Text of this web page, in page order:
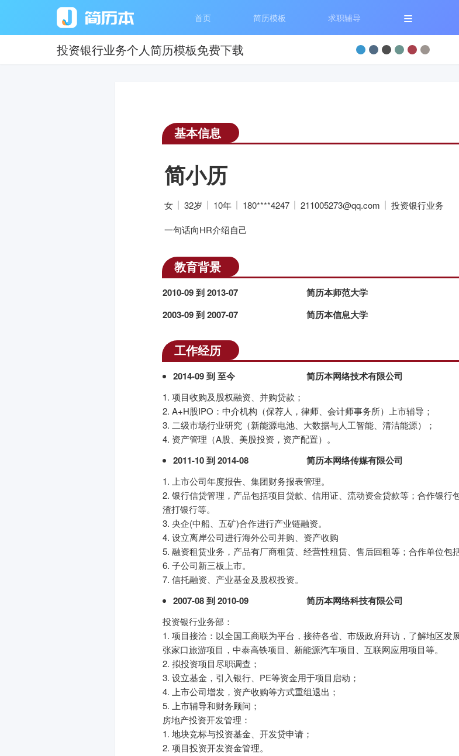
首页 简历模板 求职辅导
投资银行业务个人简历模板免费下载
基本信息
简小历
女 32岁 10年 180****4247 211005273@qq.com
投资银行业务
一句话向HR介绍自己
教育背景
2010-09 到 2013-07 简历本师范大学
2003-09 到 2007-07
简历本信息大学
工作经历
2014-09 到 至今 简历本网络技术有限公司
1. 项目收购及股权融资、并购贷款；
2. A+H股IPO：中介机构（保荐人，律师、会计师事务所）上市辅导；
3. 二级市场行业研究（新能源电池、大数据与人工智能、清洁能源）；
4. 资产管理（A股、美股投资，资产配置）。
2011-10 到 2014-08 简历本网络传媒有限公司
1. 上市公司年度报告、集团财务报表管理。
2. 银行信贷管理，产品包括项目贷款、信用证、流动资金贷款等；合作银行
渣打银行等。
3. 央企(中船、五矿)合作进行产业链融资。
4. 设立离岸公司进行海外公司并购、资产收购
5. 融资租赁业务，产品有厂商租赁、经营性租赁、售后回租等；合作单位包
6. 子公司新三板上市。
7. 信托融资、产业基金及股权投资。
2007-08 到 2010-09 简历本网络科技有限公司
投资银行业务部：
1. 项目接洽：以全国工商联为平台，接待各省、市级政府拜访，了解地区发
张家口旅游项目，中泰高铁项目、新能源汽车项目、互联网应用项目等。
2. 拟投资项目尽职调查；
3. 设立基金，引入银行、PE等资金用于项目启动；
4. 上市公司增发，资产收购等方式重组退出；
5. 上市辅导和财务顾问；
房地产投资开发管理：
1. 地块竞标与投资基金、开发贷申请；
2. 项目投资开发资金管理。